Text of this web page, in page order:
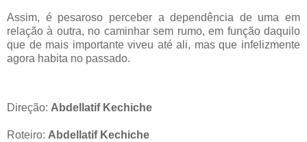
Assim, é pesaroso perceber a dependência de uma em
relação à outra, no caminhar sem rumo, em função daquilo
que de mais importante viveu até ali, mas que infelizmente
agora habita no passado.
Direção: Abdellatif Kechiche
Roteiro: Abdellatif Kechiche